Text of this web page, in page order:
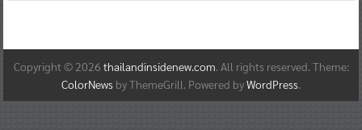
Copyright © 2026 thailandinsidenew.com. All rights reserved. Theme:
ColorNews by ThemeGrill. Powered byWordPress.